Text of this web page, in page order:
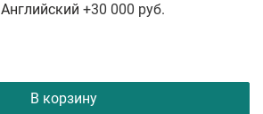
Английский +30 000 руб.
В корзину